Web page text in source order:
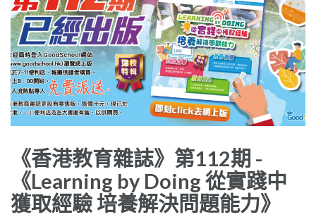
《香港教育雜誌》第112期 -
《Learning by Doing 從實踐中
獲取經驗 培養解決問題能力》